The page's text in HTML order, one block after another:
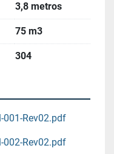
3,8 metros
75 m3
304
001-Rev02.pdf
002-Rev02.pdf